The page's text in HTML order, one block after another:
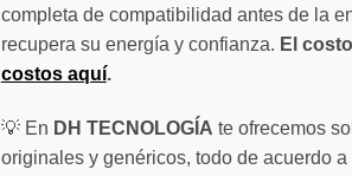
completa de compatibilidad antes de la
recupera su energía y confianza. El
costos aquí.
💡 En DH TECNOLOGÍA te ofrecemos
originales y genéricos, todo de acuerdo a